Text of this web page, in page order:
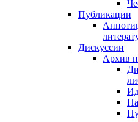
Публикации
Дискуссии
Архив